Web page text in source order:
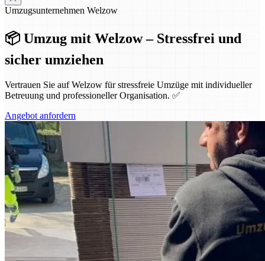
Umzugsunternehmen Welzow
📦 Umzug mit Welzow – Stressfrei und
sicher umziehen
Vertrauen Sie auf Welzow für stressfreie Umzüge mit individueller
Betreuung und professioneller Organisation. ✅
Angebot anfordern